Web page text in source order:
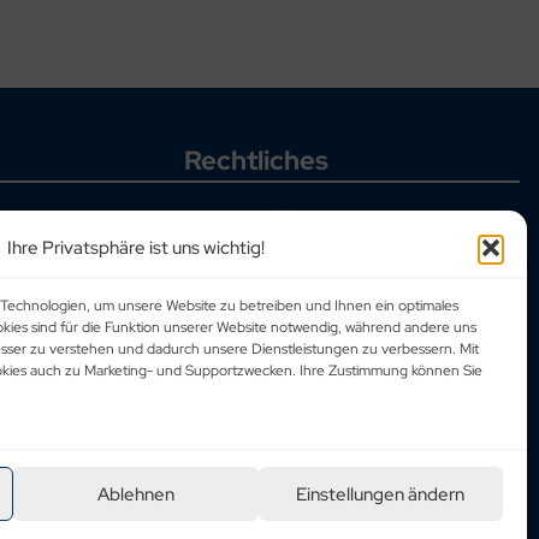
Ihre Privatsphäre ist uns wichtig!
um unsere Website zu betreiben und Ihnen ein optimales
sind für die Funktion unserer Website notwendig, während andere uns
zu verstehen und dadurch unsere Dienstleistungen zu verbessern. Mit
auch zu Marketing- und Supportzwecken. Ihre Zustimmung können Sie
Ablehnen Einstellungen ändern
Rechtliches
Allgemeine Geschäftsbedingungen
Datenschutzbestimmungen
Corporate Social Responsibility